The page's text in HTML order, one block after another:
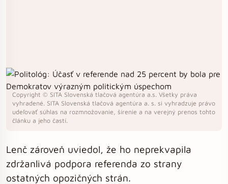
Copyright © SITA Slovenská tlačová agentúra a.s. Všetky práva
vyhradené. SITA Slovenská tlačová agentúra a. s. si vyhradzuje právo
udeľovať súhlas na rozmnožovanie, šírenie a na verejný prenos tohto
článku a jeho častí.
Lenč zároveň uviedol, že ho neprekvapila
zdržanlivá podpora referenda zo strany
ostatných opozičných strán.